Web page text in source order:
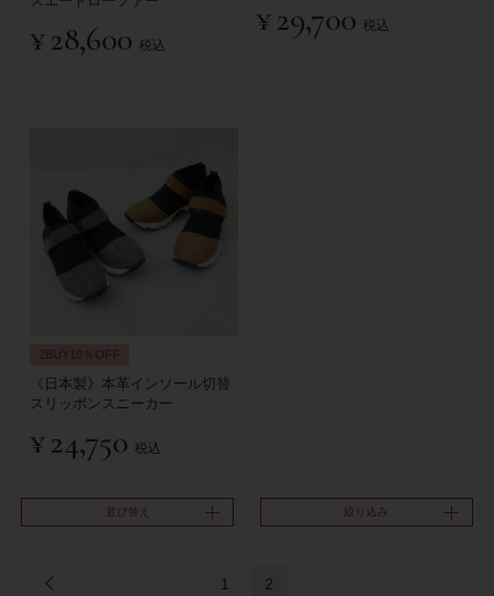
¥28,600 税込
¥29,700 税込
2BUY10％OFF
《日本製》本革インソール切替
スリッポンスニーカー
¥24,750 税込
並び替え 絞り込み
1 2